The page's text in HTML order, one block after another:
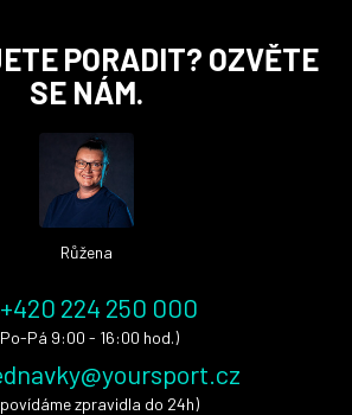
PORADIT? OZVĚTE
SE NÁM.
Růžena
+420 224 250 000
Pá 9:00 - 16:00 hod.)
zpravidla do 24h)